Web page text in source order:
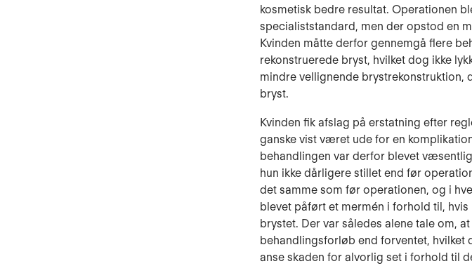
kosmetisk bedre resultat. Operationen
specialiststandard, men der opstod en
Kvinden måtte derfor gennemgå flere
rekonstruerede bryst, hvilket dog ikke
mindre vellignende brystrekonstruktion,
bryst.
Kvinden fik afslag på erstatning efter
ganske vist været ude for en
behandlingen var derfor blevet
hun ikke dårligere stillet end før
det samme som før operationen, og i
blevet påført et mermén i forhold til,
brystet. Der var således alene tale om,
behandlingsforløb end forventet,
anse skaden for alvorlig set i forhold til